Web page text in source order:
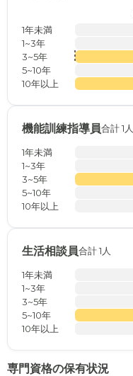
1年未満
1~3年
3~5年
5~10年
10年以上
機能訓練指導員合計 1人
1年未満
1~3年
3~5年
5~10年
10年以上
生活相談員合計 1人
1年未満
1~3年
3~5年
5~10年
10年以上
専門資格の保有状況